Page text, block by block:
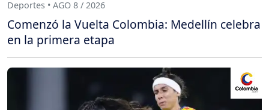
Deportes • AGO 8 / 2026
Comenzó la Vuelta Colombia: Medellín celebra
en la primera etapa